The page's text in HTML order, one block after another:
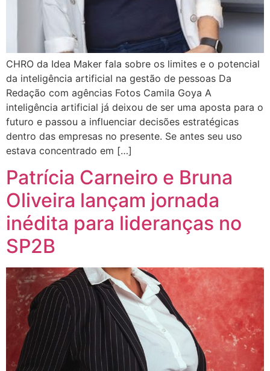
CHRO da Idea Maker fala sobre os limites e o potencial
da inteligência artificial na gestão de pessoas Da
Redação com agências Fotos Camila Goya A
inteligência artificial já deixou de ser uma aposta para o
futuro e passou a influenciar decisões estratégicas
dentro das empresas no presente. Se antes seu uso
estava concentrado em […]
Patrícia Carneiro e Bruna
Oliveira lançam jornada
inédita para lideranças no
SP2B